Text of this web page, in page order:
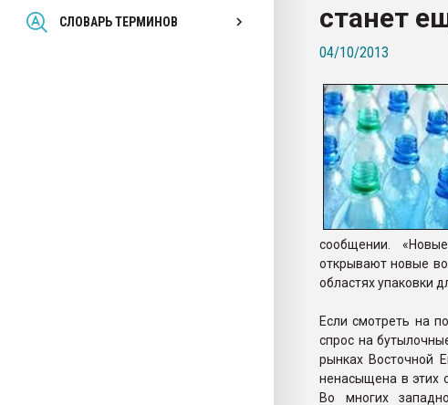
СЛОВАРЬ ТЕРМИНОВ
Всё, что касается выдува ПЭТ
бутылок
ПЕРЕЙТИ НА
станет
04/10/2013
сообщении.
открывают новые
областях упаковки
Если смотреть на
спрос на
рынках Восточной
ненасыщена в этих
Во многих